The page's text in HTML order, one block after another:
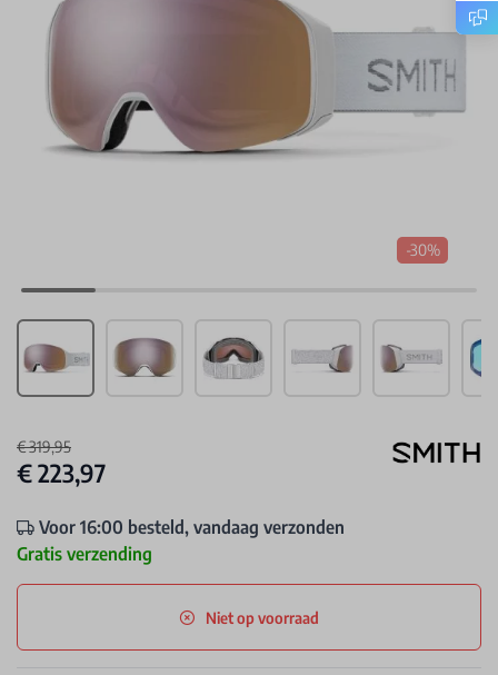
-30%
€ 319,95
€ 223,97
Voor 16:00 besteld, vandaag verzonden
Gratis verzending
Niet op voorraad